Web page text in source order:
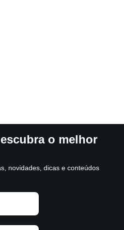
o melhor
novidades, dicas e conteúdos